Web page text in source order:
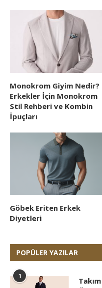
Monokrom Giyim Nedir?
Erkekler İçin Monokrom
Stil Rehberi ve Kombin
İpuçları
Göbek Eriten Erkek
Diyetleri
POPÜLER YAZILAR
1